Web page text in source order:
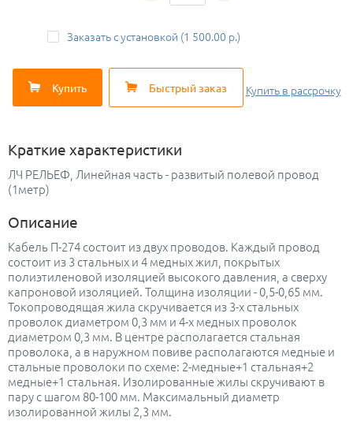
Заказать с установкой (1 500.00 р.)
Купить Быстрый заказ Купить в рассрочку
Краткие характеристики
ЛЧ РЕЛЬЕФ, Линейная часть - развитый полевой провод
(1метр)
Описание
Кабель П-274 состоит из двух проводов. Каждый провод
состоит из 3 стальных и 4 медных жил, покрытых
полиэтиленовой изоляцией высокого давления, а сверху
капроновой изоляцией. Толщина изоляции - 0,5-0,65 мм.
Токопроводящая жила скручивается из 3-х стальных
проволок диаметром 0,3 мм и 4-х медных проволок
диаметром 0,3 мм. В центре располагается стальная
проволока, а в наружном повиве располагаются медные и
стальные проволоки по схеме: 2-медные+1 стальная+2
медные+1 стальная. Изолированные жилы скручивают в
пару с шагом 80-100 мм. Максимальный диаметр
изолированной жилы 2,3 мм.